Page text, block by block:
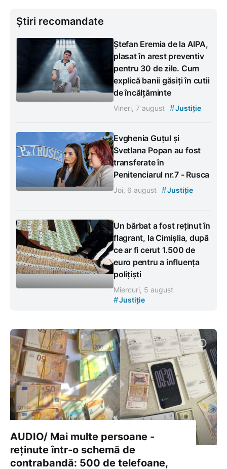
Știri recomandate
Ștefan Eremia de la AIPA,
plasat în arest preventiv
pentru 30 de zile. Cum
explică banii găsiți în cutii
de încălțăminte
Vineri, 7 august #Justiție
Evghenia Guțul și
Svetlana Popan au fost
transferate în
Penitenciarul nr.7 - Rusca
Joi, 6 august #Justiție
Un bărbat a fost reținut în
flagrant, la Cimișlia, după
ce ar fi cerut 1.500 de
euro pentru a influența
polițiști
Miercuri, 5 august
#Justiție
AUDIO/ Mai multe persoane -
reținute într-o schemă de
contrabandă: 500 de telefoane,